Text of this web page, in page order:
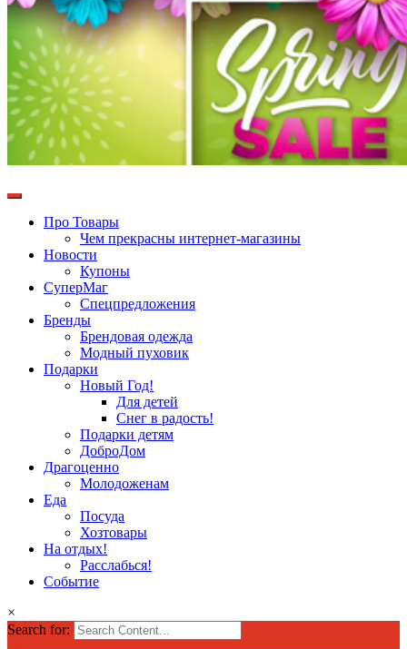
Про Товары
Чем прекрасны интернет-магазины
Новости
Купоны
СуперМаг
Спецпредложения
Бренды
Брендовая одежда
Модный пуховик
Подарки
Новый Год!
Для детей
Снег в радость!
Подарки детям
ДоброДом
Драгоценно
Молодоженам
Еда
Посуда
Хозтовары
На отдых!
Расслабься!
Событие
×
Search for: